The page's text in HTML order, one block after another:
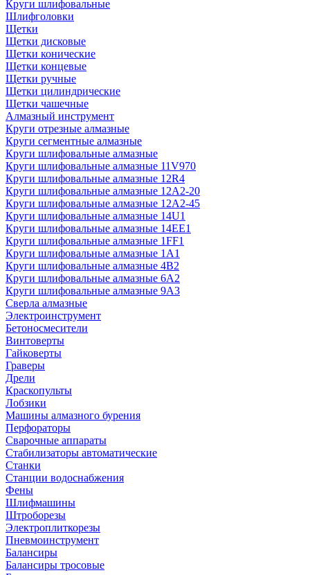
Круги шлифовальные
Шлифголовки
Щетки
Щетки дисковые
Щетки конические
Щетки концевые
Щетки ручные
Щетки цилиндрические
Щетки чашечные
Алмазный инструмент
Круги отрезные алмазные
Круги сегментные алмазные
Круги шлифовальные алмазные
Круги шлифовальные алмазные 11V970
Круги шлифовальные алмазные 12R4
Круги шлифовальные алмазные 12А2-20
Круги шлифовальные алмазные 12А2-45
Круги шлифовальные алмазные 14U1
Круги шлифовальные алмазные 14ЕЕ1
Круги шлифовальные алмазные 1FF1
Круги шлифовальные алмазные 1А1
Круги шлифовальные алмазные 4В2
Круги шлифовальные алмазные 6A2
Круги шлифовальные алмазные 9А3
Сверла алмазные
Электроинструмент
Бетоносмесители
Винтоверты
Гайковерты
Граверы
Дрели
Краскопульты
Лобзики
Машины алмазного бурения
Перфораторы
Сварочные аппараты
Стабилизаторы автоматические
Станки
Станции водоснабжения
Фены
Шлифмашины
Штроборезы
Электроплиткорезы
Пневмоинструмент
Балансиры
Балансиры тросовые